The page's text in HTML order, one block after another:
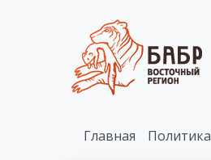
Главная Политика